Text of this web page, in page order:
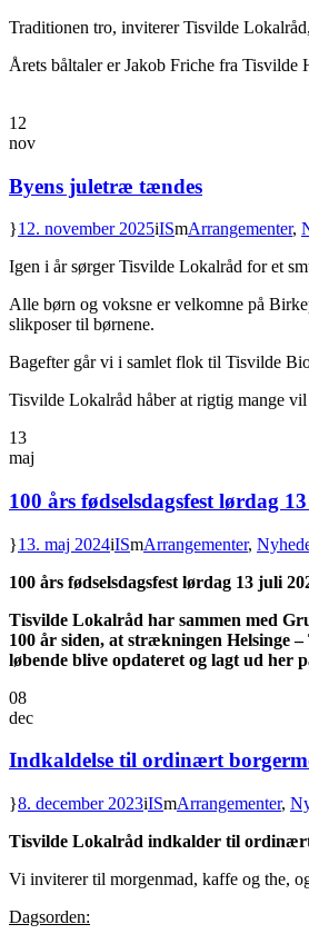
Traditionen tro, inviterer Tisvilde
Årets båltaler er Jakob Friche fra Tisvilde
12
nov
Byens juletræ tændes
12. november 2025 IS Arrangementer,
Igen i år sørger Tisvilde Lokalråd for et
Alle børn og voksne er velkomne på
slikposer til børnene.
Bagefter går vi i samlet flok til Tisvilde
Tisvilde Lokalråd håber at rigtig mange
13
maj
100 års fødselsdagsfest lørdag
13. maj 2024 IS Arrangementer,
100 års fødselsdagsfest lørdag 13 juli
Tisvilde Lokalråd har sammen med
100 år siden, at strækningen Helsinge
løbende blive opdateret og lagt ud her
08
dec
Indkaldelse til ordinært
8. december 2023 IS Arrangementer,
Tisvilde Lokalråd indkalder til ordinært
Vi inviterer til morgenmad, kaffe og the,
Dagsorden: